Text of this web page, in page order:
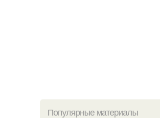
Популярные материалы